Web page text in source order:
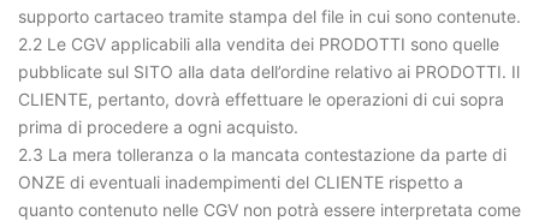
supporto cartaceo tramite stampa del file in cui sono contenute.
2.2 Le CGV applicabili alla vendita dei PRODOTTI sono quelle
pubblicate sul SITO alla data dell’ordine relativo ai PRODOTTI. Il
CLIENTE, pertanto, dovrà effettuare le operazioni di cui sopra
prima di procedere a ogni acquisto.
2.3 La mera tolleranza o la mancata contestazione da parte di
ONZE di eventuali inadempimenti del CLIENTE rispetto a
quanto contenuto nelle CGV non potrà essere interpretata come